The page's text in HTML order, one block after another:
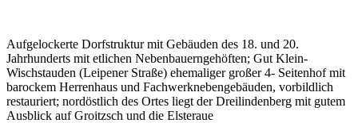
Aufgelockerte Dorfstruktur mit Gebäuden des 18. und 20.
Jahrhunderts mit etlichen Nebenbauerngehöften; Gut Klein-
Wischstauden (Leipener Straße) ehemaliger großer 4- Seitenhof mit
barockem Herrenhaus und Fachwerknebengebäuden, vorbildlich
restauriert; nordöstlich des Ortes liegt der Dreilindenberg mit gutem
Ausblick auf Groitzsch und die Elsteraue